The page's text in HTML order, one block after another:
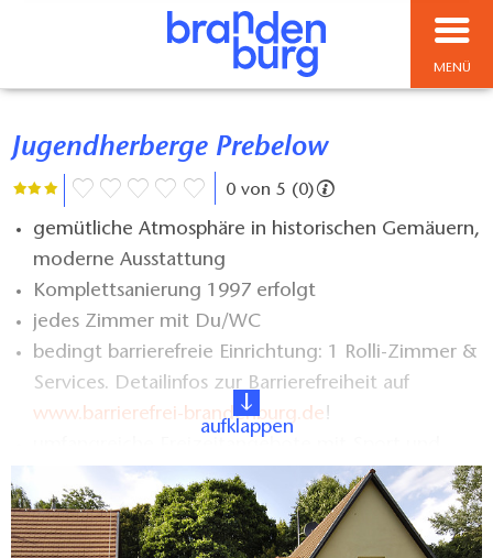
MENÜ
Jugendherberge Prebelow
0 von 5 (0)
gemütliche Atmosphäre in historischen Gemäuern,
moderne Ausstattung
Komplettsanierung 1997 erfolgt
jedes Zimmer mit Du/WC
bedingt barrierefreie Einrichtung: 1 Rolli-Zimmer &
Services. Detailinfos zur Barrierefreiheit auf
www.barrierefrei-brandenburg.de !
für Familienurlaub ebenso geeignet wie für
Gruppen- und Klassenfahrten
aufklappen